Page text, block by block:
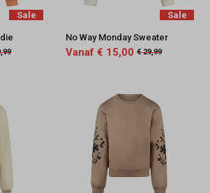
Sale Sale
No Way Monday Sweater
Vanaf € 15,00 € 29,99